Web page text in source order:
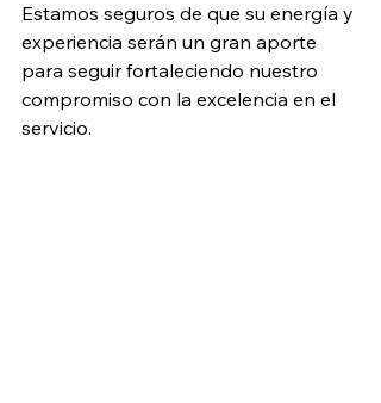
Estamos seguros de que su energía y
experiencia serán un gran aporte
para seguir fortaleciendo nuestro
compromiso con la excelencia en el
servicio.